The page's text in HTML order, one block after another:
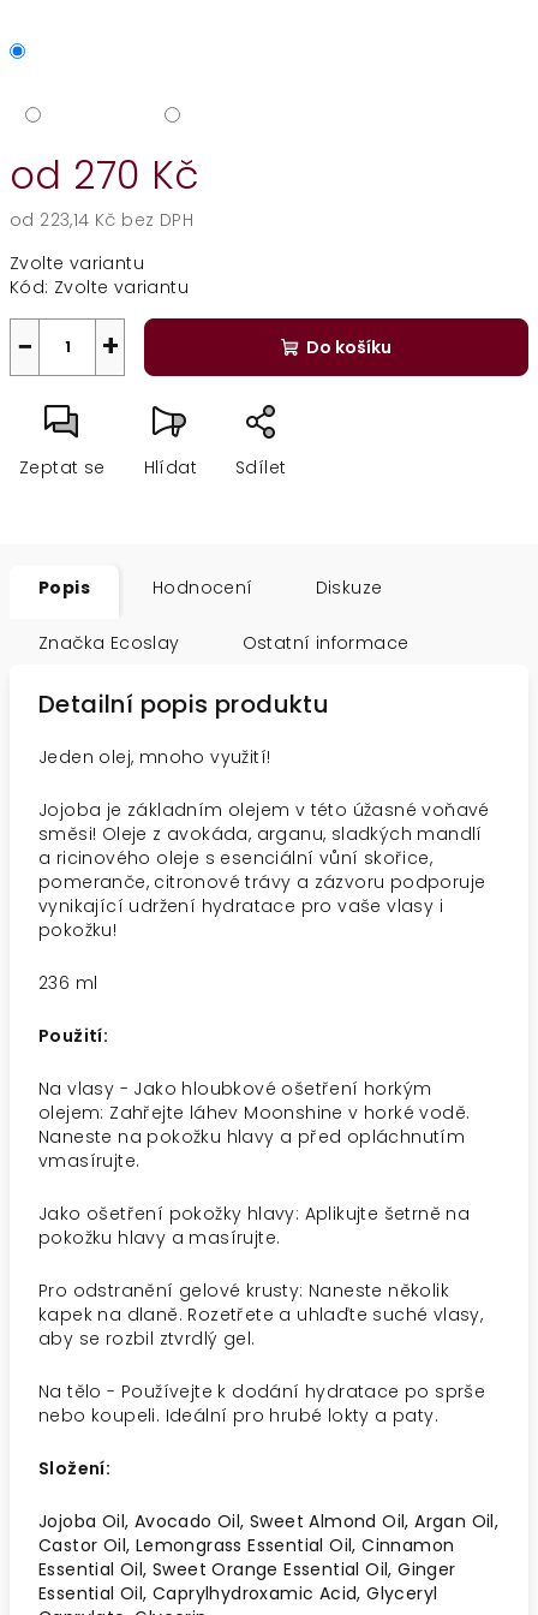
od 270 Kč
od 223,14 Kč bez DPH
cena:
Zvolte variantu
Kód: Zvolte variantu
+
− Do košíku
Zeptat se Hlídat Sdílet
Popis Hodnocení Diskuze
Značka Ecoslay Ostatní informace
Detailní popis produktu
Jeden olej, mnoho využití!
Jojoba je základním olejem v této úžasné voňavé
směsi! Oleje z avokáda, arganu, sladkých mandlí
a ricinového oleje s esenciální vůní skořice,
pomeranče, citronové trávy a zázvoru podporuje
vynikající udržení hydratace pro vaše vlasy i
pokožku!
236 ml
Použití:
Na vlasy - Jako hloubkové ošetření horkým
olejem: Zahřejte láhev Moonshine v horké vodě.
Naneste na pokožku hlavy a před opláchnutím
vmasírujte.
Jako ošetření pokožky hlavy: Aplikujte šetrně na
pokožku hlavy a masírujte.
Pro odstranění gelové krusty: Naneste několik
kapek na dlaně. Rozetřete a uhlaďte suché vlasy,
aby se rozbil ztvrdlý gel.
Na tělo - Používejte k dodání hydratace po sprše
nebo koupeli. Ideální pro hrubé lokty a paty.
Složení:
Jojoba Oil, Avocado Oil, Sweet Almond Oil, Argan Oil,
Castor Oil, Lemongrass Essential Oil, Cinnamon
Essential Oil, Sweet Orange Essential Oil, Ginger
Essential Oil, Caprylhydroxamic Acid, Glyceryl